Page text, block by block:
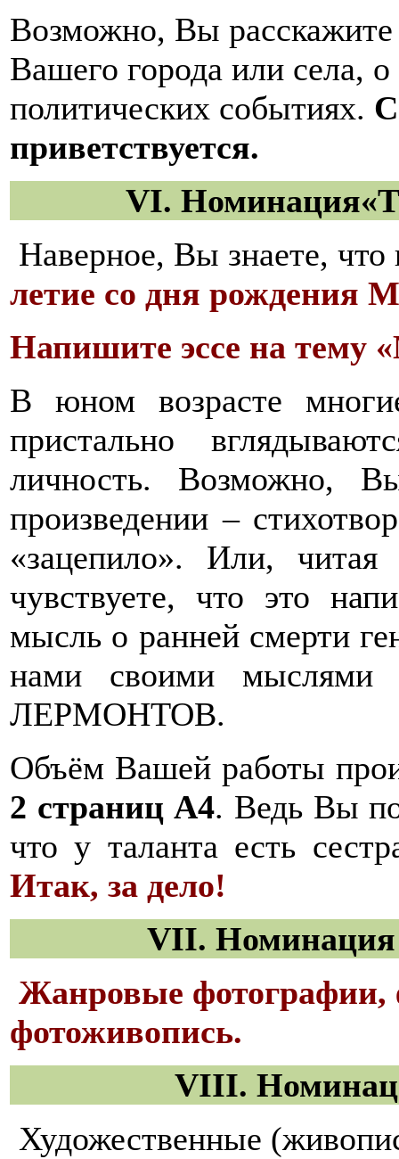
Возможно, Вы
Вашего города или села,
политических событиях.
приветствуется.
VI. Номинация
Наверное, Вы знаете, что
летие со дня рождения
Напишите эссе на тему
В юном возрасте
пристально
личность. Возможно,
произведении –
«зацепило». Или,
чувствуете, что это
мысль о ранней смерти
нами своими
ЛЕРМОНТОВ.
Объём Вашей работы
2 страниц А4. Ведь Вы
что у таланта есть
Итак, за дело!
VII. Номинация
Жанровые фотографии,
фотоживопись.
VIII.
Художественные